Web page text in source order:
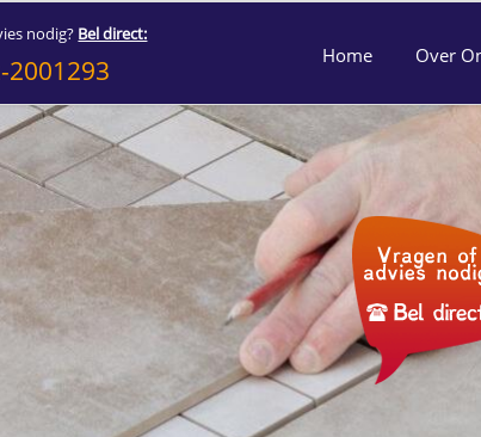
nodig? Bel direct:
2001293 Home Over